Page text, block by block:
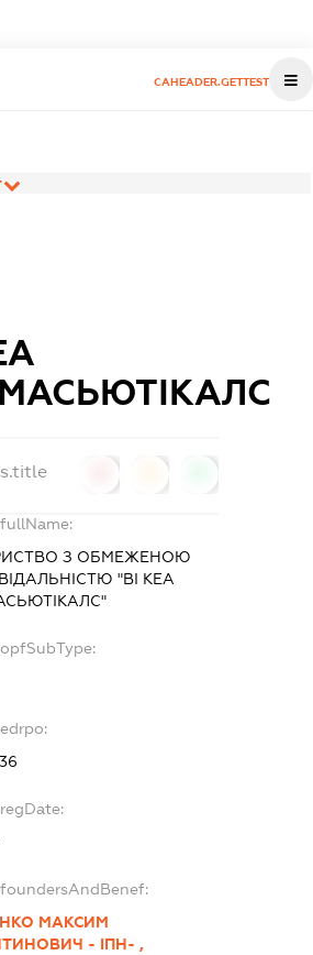
CAHEADER.GETTEST
З ОБМЕЖЕНОЮ
"ВІ КЕА
МАКСИМ
- ІПН- ,